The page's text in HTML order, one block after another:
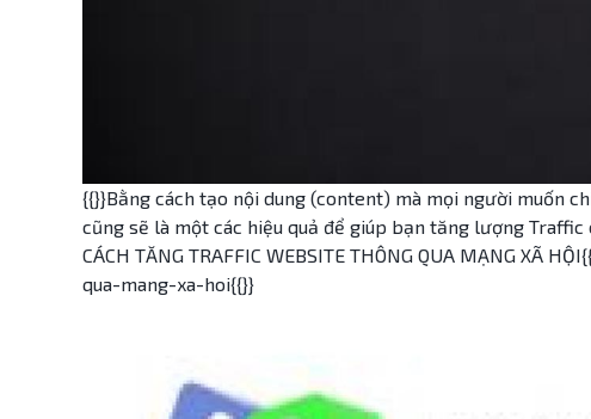
{{}}Bằng cách tạo nội dung (content) mà mọi người muốn
cũng sẽ là một các hiệu quả để giúp bạn tăng lượng
CÁCH TĂNG TRAFFIC WEBSITE THÔNG QUA MẠNG
qua-mang-xa-hoi{{}}